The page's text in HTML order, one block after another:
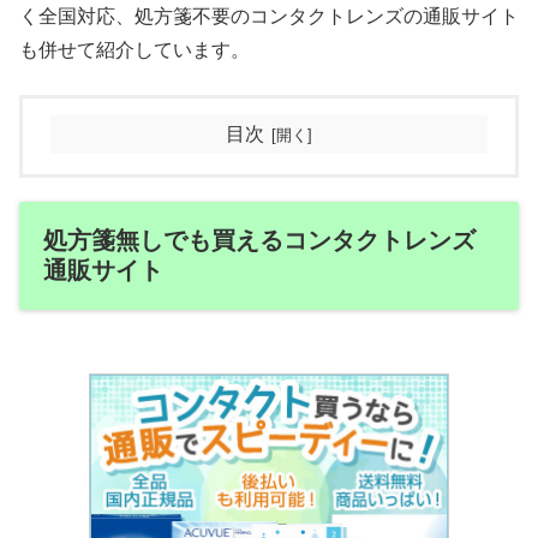
く全国対応、処方箋不要のコンタクトレンズの通販サイト
も併せて紹介しています。
目次
処方箋無しでも買えるコンタクトレンズ
通販サイト